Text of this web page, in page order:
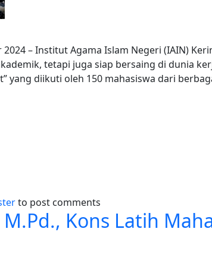
2024 – Institut Agama Islam Negeri (IAIN)
tetapi juga siap bersaing di dunia
yang diikuti oleh 150 mahasiswa dari
Buat Apa Sih? Mahasiswa IAIN Kerinci
to post comments
M.Pd., Kons Latih